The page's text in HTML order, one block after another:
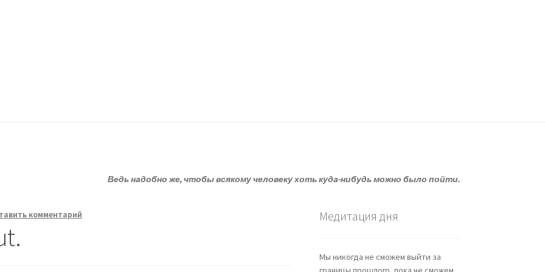
Ведь надобно же, чтобы всякому человеку хоть куда-нибудь можно было пойти.
комментарий Медитация дня
Мы никогда не сможем выйти за